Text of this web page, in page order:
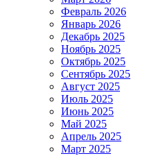
Февраль 2026
Январь 2026
Декабрь 2025
Ноябрь 2025
Октябрь 2025
Сентябрь 2025
Август 2025
Июль 2025
Июнь 2025
Май 2025
Апрель 2025
Март 2025